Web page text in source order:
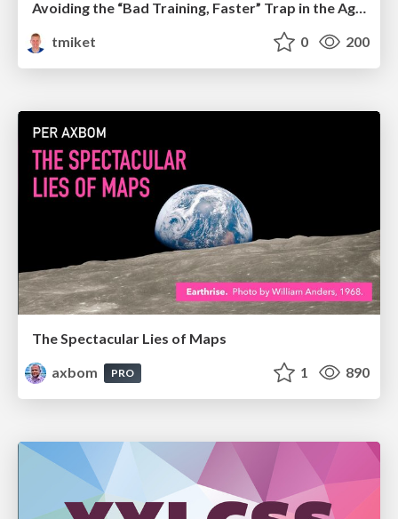
tmiket
0 200
The Spectacular Lies of Maps
axbom
PRO 1 890